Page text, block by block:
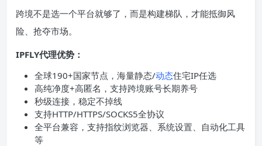
跨境不是选一个平台就够了，而是构建梯队，才能抵御风
险、抢夺市场。
IPFLY代理优势：
全球190+国家节点，海量静态/动态住宅IP任选
高纯净度+高匿名，支持跨境账号长期养号
秒级连接，稳定不掉线
支持HTTP/HTTPS/SOCKS5全协议
全平台兼容，支持指纹浏览器、系统设置、自动化工具
等